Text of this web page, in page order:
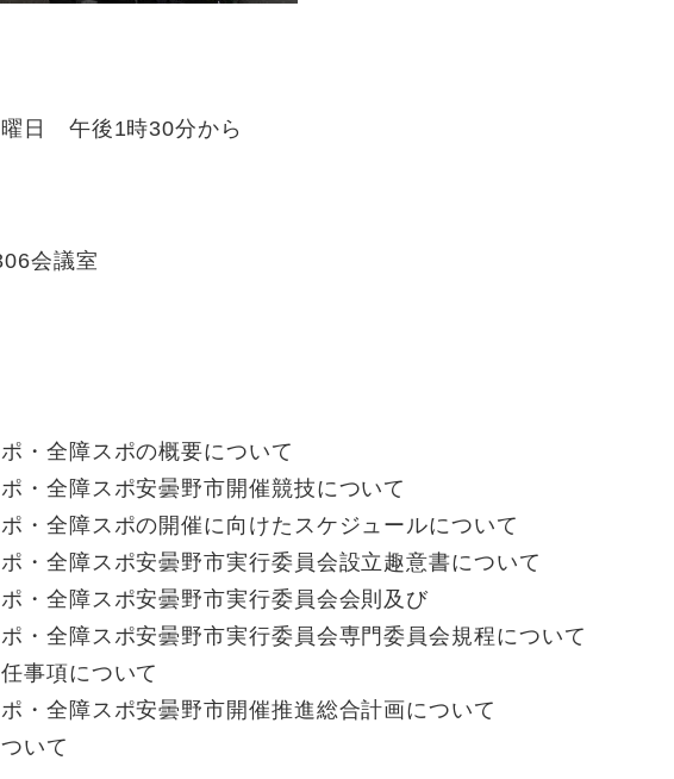
日 午後1時30分から
会議室
・全障スポの概要について
・全障スポ安曇野市開催競技について
・全障スポの開催に向けたスケジュールについて
・全障スポ安曇野市実行委員会設立趣意書について
・全障スポ安曇野市実行委員会会則及び
・全障スポ安曇野市実行委員会専門委員会規程について
事項について
・全障スポ安曇野市開催推進総合計画について
いて